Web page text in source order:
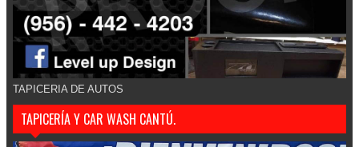
TAPICERIA DE AUTOS
TAPICERÍA Y CAR WASH CANTÚ.